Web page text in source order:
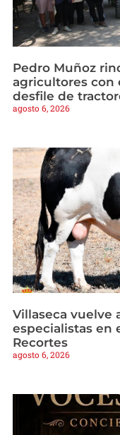
Pedro Muñoz
agricultores con
desfile de
agosto 6, 2026
Villaseca vuelve
especialistas en
Recortes
agosto 6, 2026